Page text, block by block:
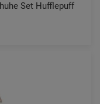
Set Hufflepuff